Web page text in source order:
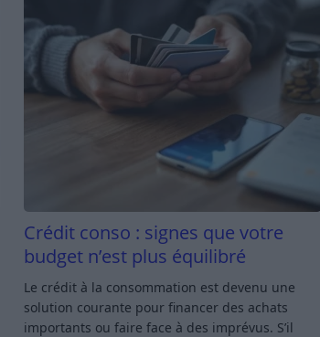
Crédit conso : signes que votre
budget n’est plus équilibré
Le crédit à la consommation est devenu une
solution courante pour financer des achats
importants ou faire face à des imprévus. S’il